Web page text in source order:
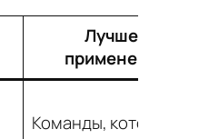
Лучшее
применение
Команды, которым